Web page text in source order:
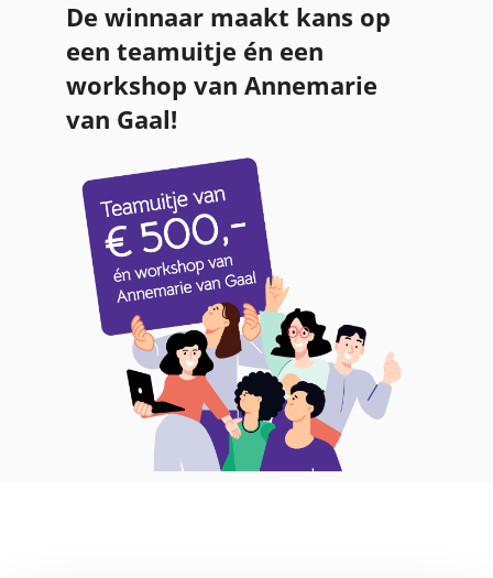
De winnaar maakt kans op
een teamuitje én een
workshop van Annemarie
van Gaal!